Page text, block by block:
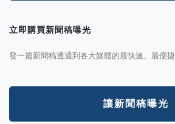
立即購買新聞稿曝光
發一篇新聞稿透通到各大媒體的最快速、最便捷
讓新聞稿曝光